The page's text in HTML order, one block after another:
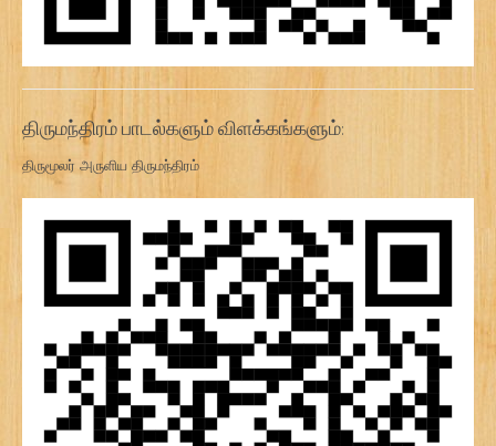
திருமந்திரம் பாடல்களும் விளக்கங்களும்:
திருமூலர் அருளிய திருமந்திரம்